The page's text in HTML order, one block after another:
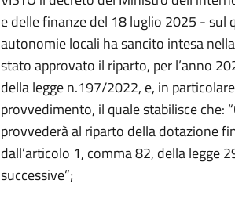
e delle finanze del 18 luglio 2025 - sul
autonomie locali ha sancito intesa
stato approvato il riparto, per l’anno
della legge n.197/2022, e, in
provvedimento, il quale stabilisce che:
provvederà al riparto della dotazione
dall’articolo 1, comma 82, della legge
successive”;